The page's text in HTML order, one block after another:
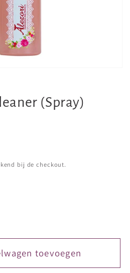
(Spray)
bij de checkout.
toevoegen